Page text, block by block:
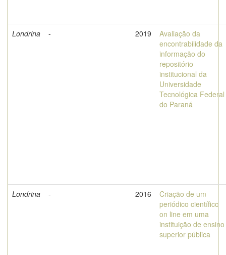
Londrina - 2019
Avaliação da
encontrabilidade da
informação do
repositório
institucional da
Universidade
Tecnológica Federal
do Paraná
Londrina - 2016
Criação de um
periódico científico
on line em uma
instituição de ensino
superior pública